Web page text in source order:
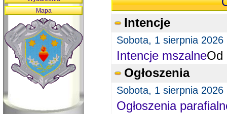
Intencje
Sobota, 1 sierpnia 2026
Intencje mszalneOd
Ogłoszenia
Sobota, 1 sierpnia 2026
Ogłoszenia
Mapa